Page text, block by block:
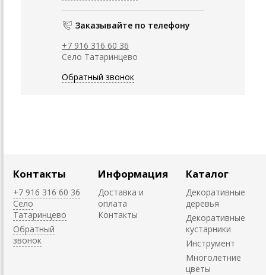
Заказывайте по телефону
+7 916 316 60 36
Село Татаринцево
Обратный звонок
Контакты
+7 916 316 60 36
Село
Татаринцево
Обратный
звонок
Информация
Доставка и
оплата
Контакты
Каталог
Декоративные
деревья
Декоративные
кустарники
Инструмент
Многолетние
цветы